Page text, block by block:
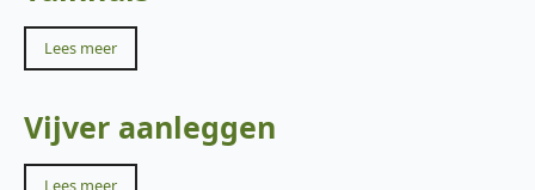
Lees meer
Vijver aanleggen
Lees meer